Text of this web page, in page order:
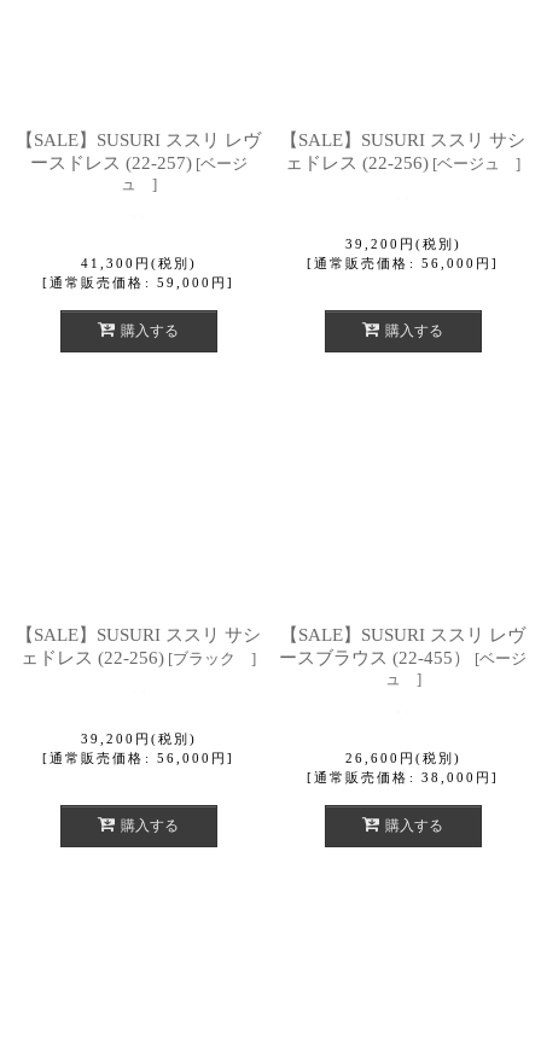
【SALE】SUSURI ススリ レヴ
ースドレス (22-257) [ベージ
ュ ]
41,300 円 (税別)
[通常販売価格 : 59,000 円 ]
購入する
【SALE】SUSURI ススリ サシ
ェドレス (22-256) [ベージュ ]
39,200 円 (税別)
[通常販売価格 : 56,000 円 ]
購入する
【SALE】SUSURI ススリ サシ
ェドレス (22-256) [ブラック ]
39,200 円 (税別)
[通常販売価格 : 56,000 円 ]
購入する
【SALE】SUSURI ススリ レヴ
ースブラウス (22-455）
[ベージ
ュ ]
26,600 円 (税別)
[通常販売価格 : 38,000 円 ]
購入する